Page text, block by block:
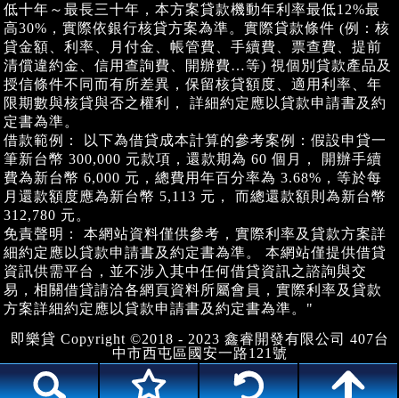
低十年～最長三十年，本方案貸款機動年利率最低12%最
高30%，實際依銀行核貸方案為準。實際貸款條件 (例：核
貸金額、利率、月付金、帳管費、手續費、票查費、提前
清償違約金、信用查詢費、開辦費…等) 視個別貸款產品及
授信條件不同而有所差異，保留核貸額度、適用利率、年
限期數與核貸與否之權利， 詳細約定應以貸款申請書及約
定書為準。
借款範例： 以下為借貸成本計算的參考案例：假設申貸一
筆新台幣 300,000 元款項，還款期為 60 個月， 開辦手續
費為新台幣 6,000 元，總費用年百分率為 3.68%，等於每
月還款額度應為新台幣 5,113 元， 而總還款額則為新台幣
312,780 元。
免責聲明： 本網站資料僅供參考，實際利率及貸款方案詳
細約定應以貸款申請書及約定書為準。 本網站僅提供借貸
資訊供需平台，並不涉入其中任何借貸資訊之諮詢與交
易，相關借貸請洽各網頁資料所屬會員，實際利率及貸款
方案詳細約定應以貸款申請書及約定書為準。"
即樂貸 Copyright ©2018 - 2023 鑫睿開發有限公司 407台
中市西屯區國安一路121號